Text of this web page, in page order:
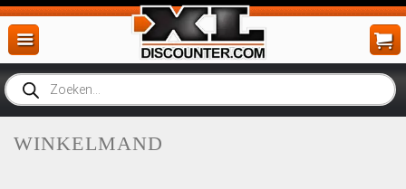
Ga
naar
inhoud
Producten
zoeken
WINKELMAND